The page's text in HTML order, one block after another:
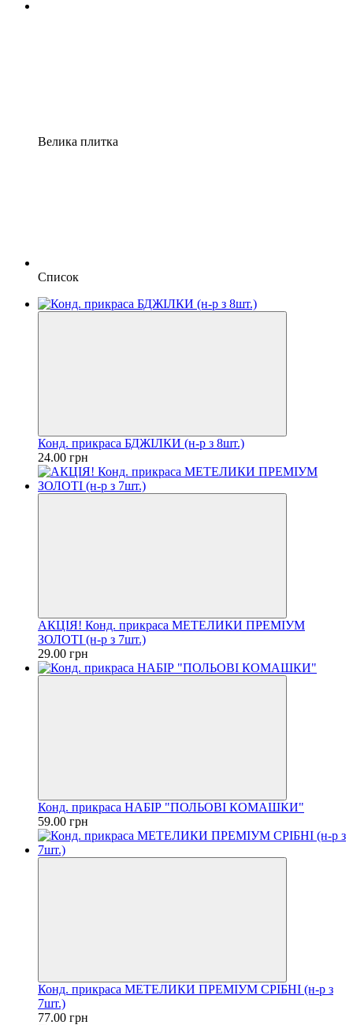
Велика плитка
Список
Конд. прикраса БДЖІЛКИ (н-р з 8шт.)
24.00 грн
АКЦІЯ! Конд. прикраса МЕТЕЛИКИ ПРЕМІУМ
ЗОЛОТІ (н-р з 7шт.)
29.00 грн
Конд. прикраса НАБІР "ПОЛЬОВІ КОМАШКИ"
59.00 грн
Конд. прикраса МЕТЕЛИКИ ПРЕМІУМ СРІБНІ (н-р з
7шт.)
77.00 грн